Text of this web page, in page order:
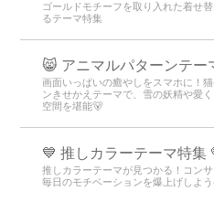
ゴールドモチーフを取り入れた着せ
るテーマ特集
😸 アニマルパターンテー
画面いっぱいの癒やしをスマホに！
ンきせかえテーマで、雪の妖精や愛
空間を堪能🐻
💙 推しカラーテーマ特集
推しカラーテーマが見つかる！コン
毎日のモチベーションを爆上げしよ